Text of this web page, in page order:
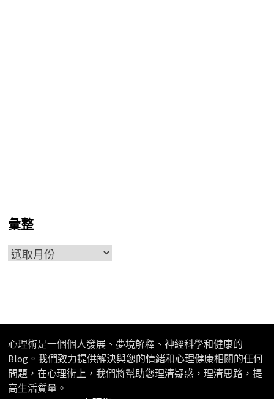
彙整
彙
心理術是一個個人發展、夢境解釋、神經科學和健康的
Blog。我們致力提供解決與您的情緒和心理健康相關的任何
問題，在心理術上，我們將幫助您理清疑惑，理清思路，提
高生活質量。